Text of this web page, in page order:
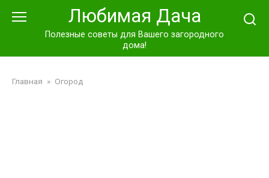
Любимая Дача
Полезные советы для Вашего загородного
дома!
Главная » Огород